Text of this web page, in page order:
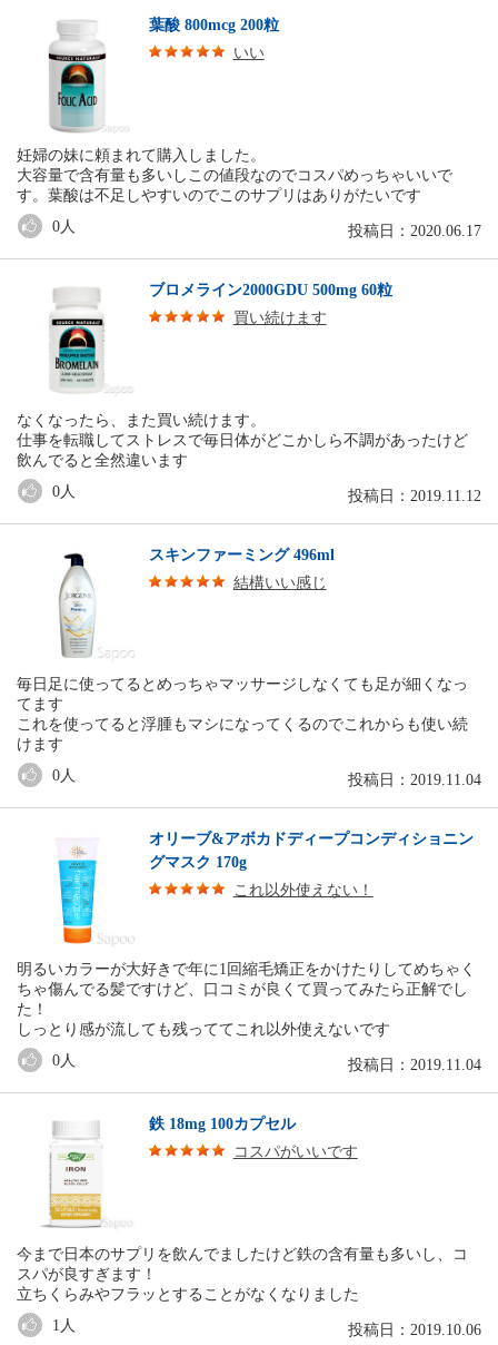
葉酸 800mcg 200粒
いい
妊婦の妹に頼まれて購入しました。
大容量で含有量も多いしこの値段なのでコスパめっちゃいいで
す。葉酸は不足しやすいのでこのサプリはありがたいです
投稿日：2020.06.17
0 人
ブロメライン2000GDU 500mg 60粒
買い続けます
なくなったら、また買い続けます。
仕事を転職してストレスで毎日体がどこかしら不調があったけど
飲んでると全然違います
投稿日：2019.11.12
0 人
スキンファーミング 496ml
結構いい感じ
毎日足に使ってるとめっちゃマッサージしなくても足が細くなっ
てます
これを使ってると浮腫もマシになってくるのでこれからも使い続
けます
投稿日：2019.11.04
0人
オリーブ&アボカドディープコンディショニン
グマスク 170g
これ以外使えない！
明るいカラーが大好きで年に1回縮毛矯正をかけたりしてめちゃく
ちゃ傷んでる髪ですけど、口コミが良くて買ってみたら正解でし
た！
しっとり感が流しても残っててこれ以外使えないです
投稿日：2019.11.04
0 人
鉄 18mg 100カプセル
コスパがいいです
今まで日本のサプリを飲んでましたけど鉄の含有量も多いし、コ
スパが良すぎます！
立ちくらみやフラッとすることがなくなりました
投稿日：2019.10.06
1 人